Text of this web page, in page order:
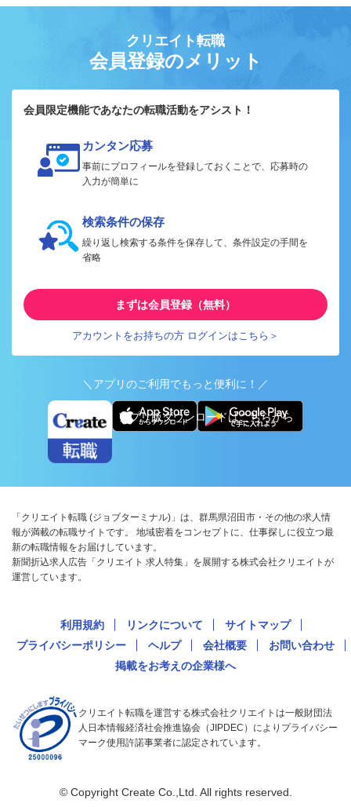
クリエイト転職
会員登録のメリット
会員限定機能であなたの転職活動をアシスト！
カンタン応募
事前にプロフィールを登録しておくことで、応募時の
入力が簡単に
検索条件の保存
繰り返し検索する条件を保存して、条件設定の手間を
省略
まずは会員登録（無料）
アカウントをお持ちの方 ログインはこちら＞
＼アプリのご利用でもっと便利に！／
アプリ版ダウンロードはこちらから
「クリエイト転職 (ジョブターミナル)」は、群馬県沼田市・その他の求人情
報が満載の転職サイトです。 地域密着をコンセプトに、仕事探しに役立つ最
新の転職情報をお届けしています。
新聞折込求人広告「クリエイト 求人特集」を展開する株式会社クリエイトが
運営しています。
利用規約 リンクについて
サイトマップ
プライバシーポリシー
ヘルプ 会社概要
お問い合わせ
掲載をお考えの企業様へ
クリエイト転職を運営する株式会社クリエイトは一般財団法
人日本情報経済社会推進協会（JIPDEC）によりプライバシー
マーク使用許諾事業者に認定されています。
© Copyright Create Co.,Ltd. All rights reserved.